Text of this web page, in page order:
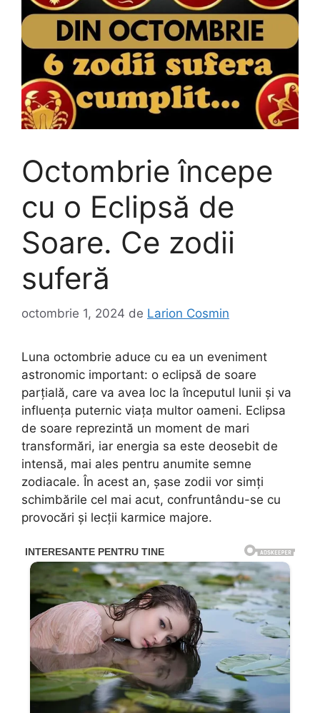
Octombrie începe
cu o Eclipsă de
Soare. Ce zodii
suferă
octombrie 1, 2024 de Larion Cosmin
Luna octombrie aduce cu ea un eveniment
astronomic important: o eclipsă de soare
parțială, care va avea loc la începutul lunii și va
influența puternic viața multor oameni. Eclipsa
de soare reprezintă un moment de mari
transformări, iar energia sa este deosebit de
intensă, mai ales pentru anumite semne
zodiacale. În acest an, șase zodii vor simți
schimbările cel mai acut, confruntându-se cu
provocări și lecții karmice majore.